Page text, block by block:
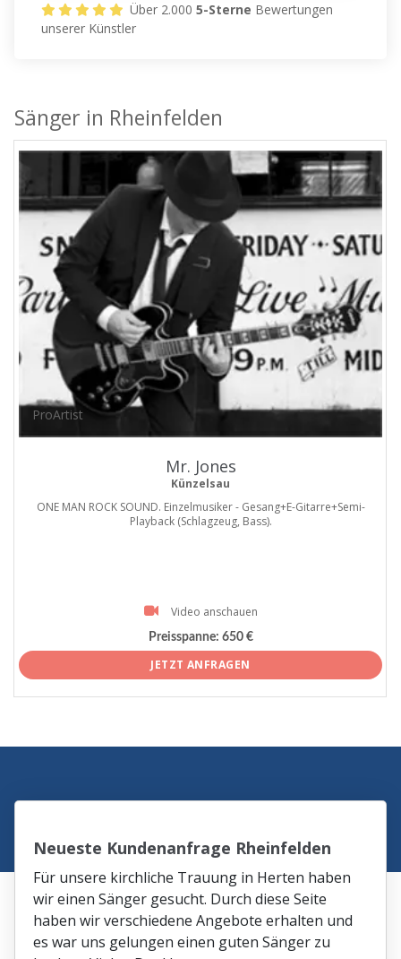
Über 2.0005-Sterne Bewertungen
unserer Künstler
Sänger in Rheinfelden
ProArtist
Mr. Jones
Künzelsau
ONE MAN ROCK SOUND. Einzelmusiker - Gesang+E-Gitarre+Semi-
Playback (Schlagzeug, Bass).
Video anschauen
Preisspanne: 650 €
JETZT ANFRAGEN
Neueste Kundenanfrage Rheinfelden
Für unsere kirchliche Trauung in Herten haben
wir einen Sänger gesucht. Durch diese Seite
haben wir verschiedene Angebote erhalten und
es war uns gelungen einen guten Sänger zu